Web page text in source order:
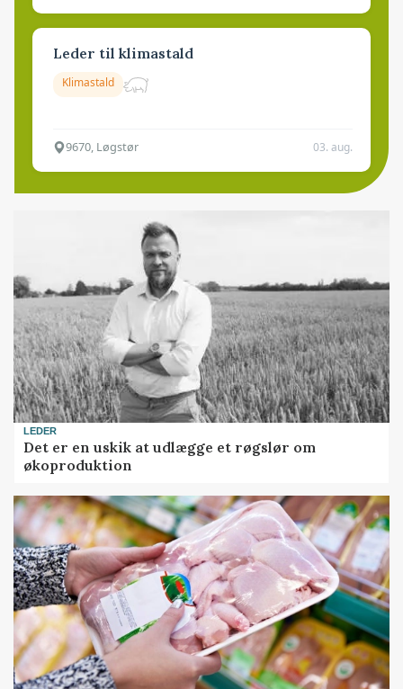
Leder til klimastald
Klimastald
9670, Løgstør 03. aug.
LEDER
Det er en uskik at udlægge et røgslør om
økoproduktion